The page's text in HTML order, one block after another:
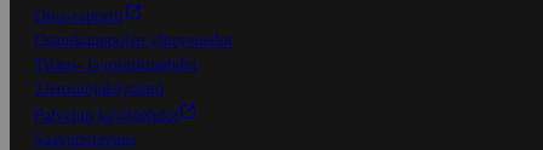
Oiva-raportit
Osuuskauppojen yhteystiedot
Tilaus- ja toimitusehdot
Tietosuojakäytäntö
Palvelun käyttöehdot
Saavutettavuus